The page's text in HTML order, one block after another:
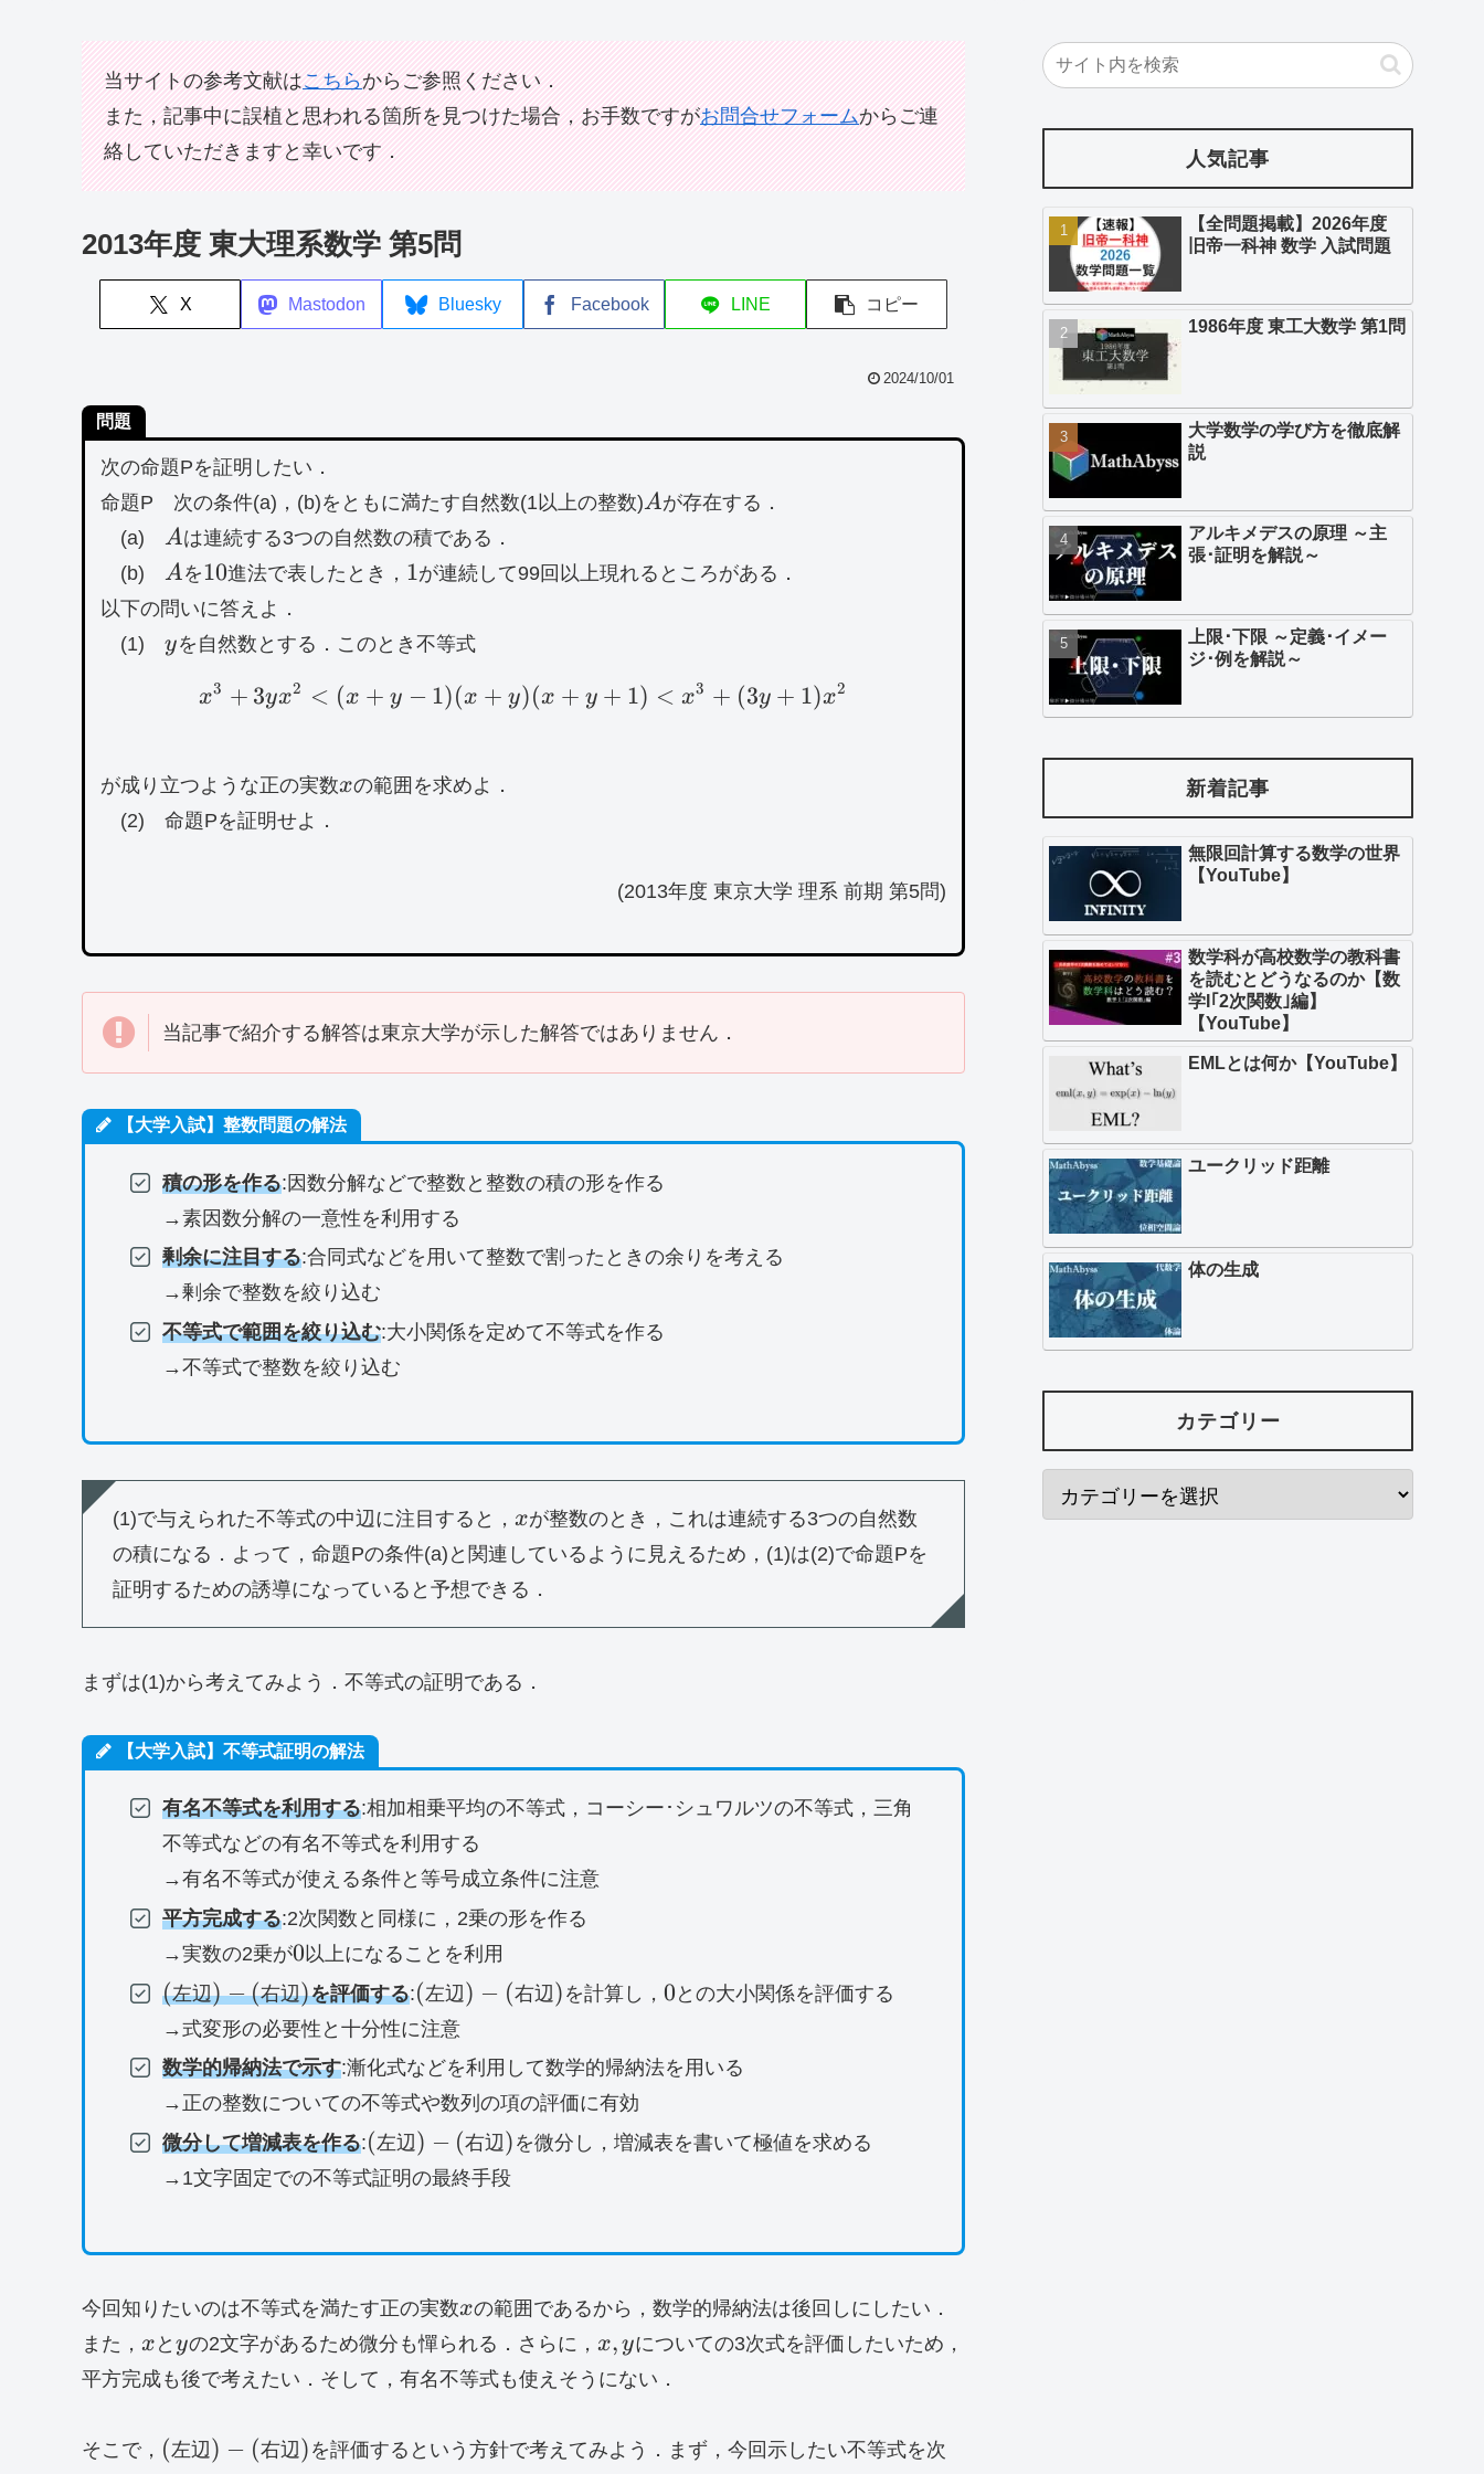
当サイトの参考文献はこちらからご参照ください．
また，記事中に誤植と思われる箇所を見つけた場合，お手数ですがお問合せフォームからご連
絡していただきますと幸いです．
2013年度 東大理系数学 第5問
X Mastodon Bluesky Facebook LINE コピー
2024/10/01
問題
次の命題Pを証明したい．
命題P 次の条件(a)，(b)をともに満たす自然数(1以上の整数) A
Aが存在する．
(a)
A
Aは連続する3つの自然数の積である．
(b)
A
Aを10
10進法で表したとき， 1
1が連続して99回以上現れるところがある．
以下の問いに答えよ．
(1)y
yを自然数とする．このとき不等式
x^3+3yx^2<(x+y-1)(x+y)(x+y+1)<x^3+(3y+1)x^2
x3 + 3yx2 < (x + y − 1)(x + y)(x + y + 1) < x3 + (3y + 1)x2
が成り立つような正の実数x
xの範囲を求めよ．
(2) 命題Pを証明せよ．
(2013年度 東京大学 理系 前期 第5問)
当記事で紹介する解答は東京大学が示した解答ではありません．
【大学入試】整数問題の解法
積の形を作る:因数分解などで整数と整数の積の形を作る
→素因数分解の一意性を利用する
剰余に注目する:合同式などを用いて整数で割ったときの余りを考える
→剰余で整数を絞り込む
不等式で範囲を絞り込む:大小関係を定めて不等式を作る
→不等式で整数を絞り込む
(1)で与えられた不等式の中辺に注目すると， x
xが整数のとき，これは連続する3つの自然数
の積になる．よって，命題Pの条件(a)と関連しているように見えるため，(1)は(2)で命題Pを
証明するための誘導になっていると予想できる．
まずは(1)から考えてみよう．不等式の証明である．
【大学入試】不等式証明の解法
有名不等式を利用する:相加相乗平均の不等式，コーシー･シュワルツの不等式，三角
不等式などの有名不等式を利用する
→有名不等式が使える条件と等号成立条件に注意
平方完成する:2次関数と同様に，2乗の形を作る
→実数の2乗が0
0 以上になることを利用
(左
辺)-
辺)
(左辺)−(右辺)を評価する:(左
辺)-
(右
辺)
(左辺 ) − (右辺 ) を計算し，0
0 との大小関係を評価する
→式変形の必要性と十分性に注意
数学的帰納法で示す:漸化式などを利用して数学的帰納法を用いる
→正の整数についての不等式や数列の項の評価に有効
微分して増減表を作る:(左
辺)-
(右
(左辺 ) − (右辺 ) を微分し，増減表を書いて極値を求める
→1文字固定での不等式証明の最終手段
今回知りたいのは不等式を満たす正の実数x
xの範囲であるから，数学的帰納法は後回しにしたい．
また， x
x と y
yの2文字があるため微分も憚られる．さらに， x,y
x, yについての3次式を評価したいため，
平方完成も後で考えたい．そして，有名不等式も使えそうにない．
そこで， (左
(左辺) − (右辺) を評価するという方針で考えてみよう．まず，今回示したい不等式を次
人気記事
【全問題掲載】2026年度
旧帝一科神 数学 入試問題
1986年度 東工大数学 第1問
大学数学の学び方を徹底解
説
アルキメデスの原理 ～主
張･証明を解説～
上限･下限 ～定義･イメー
ジ･例を解説～
新着記事
無限回計算する数学の世界
【YouTube】
数学科が高校数学の教科書
を読むとどうなるのか【数
学I｢2次関数｣編】
【YouTube】
EMLとは何か【YouTube】
ユークリッド距離
体の生成
カテゴリー